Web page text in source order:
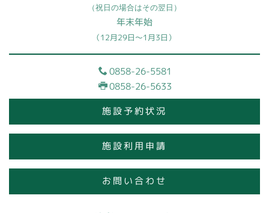
（祝日の場合はその翌日）
年末年始
（12月29日～1月3日）
0858-26-5581
0858-26-5633
施設予約状況
施設利用申請
お問い合わせ